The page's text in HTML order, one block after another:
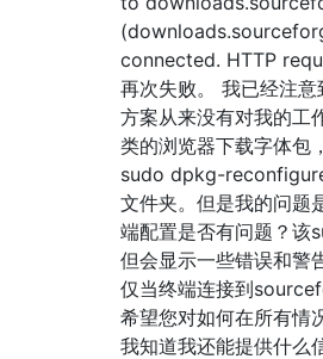
connected. HTTP
再次失败。 我已经注
方案从来没有对我的工
类的浏览器下载字体包
sudo dpkg-
文件夹。但是我的问
端配置是否有问题？
但会显示一些错误和警
仅当终端连接到
希望您对如何在所有情
我知道我还能提供什么